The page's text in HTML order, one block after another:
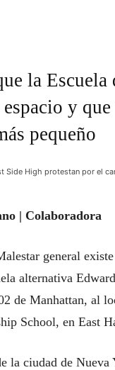
la Escuela
y
pequeño
Side High protestan por el
| Colaboradora
general
alternativa
de Manhattan, al
School, en East
la ciudad de